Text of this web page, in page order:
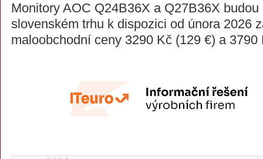
Monitory AOC Q24B36X a Q27B36X
slovenském trhu k dispozici od února 2026
maloobchodní ceny 3290 Kč (129 €) a 3790